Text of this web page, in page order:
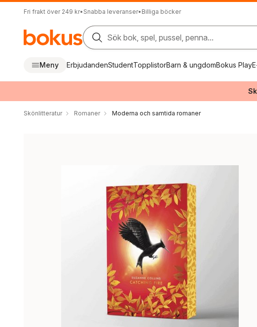
Fri frakt över 249 kr• Snabba leveranser• Billiga böcker
Sök bok, spel, pussel, penna...
Meny ErbjudandenStudentTopplistorBarn & ungdomBokus Play
Skönlitteratur Romaner Moderna och samtida romaner